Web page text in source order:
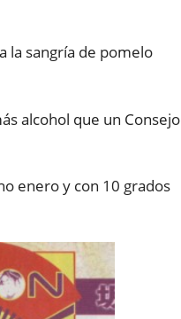
la sangría de pomelo
alcohol que un Consejo
enero y con 10 grados